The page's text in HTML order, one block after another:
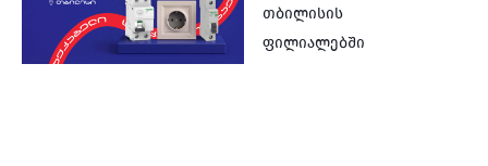
თბილისის
ფილიალებში